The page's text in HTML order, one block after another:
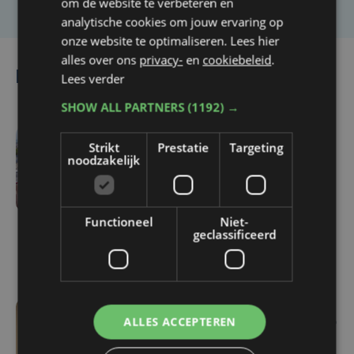
Lees ook
do 6 augustus | 16:44
Veurne moet zo'n twee
miljoen euro aan
onrechtmatig
gerecupereerde BTW
terugbetalen
wo 5 augustus | 16:55
Geen plaats in de
analytische cookies om jouw ervaring op
onze website te optimaliseren. Lees hier
alles over ons privacy- en cookiebeleid.
Lees verder
SHOW ALL PARTNERS(1192) →
Strikt
noodzakelijk
Prestatie Targeting
Functioneel
Niet-
geclassificeerd
ALLES ACCEPTEREN